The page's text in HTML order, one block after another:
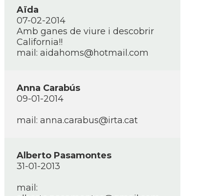
Aïda
07-02-2014
Amb ganes de viure i descobrir
California!!
mail: aidahoms@hotmail.com
Anna Carabús
09-01-2014
mail: anna.carabus@irta.cat
Alberto Pasamontes
31-01-2013
mail: